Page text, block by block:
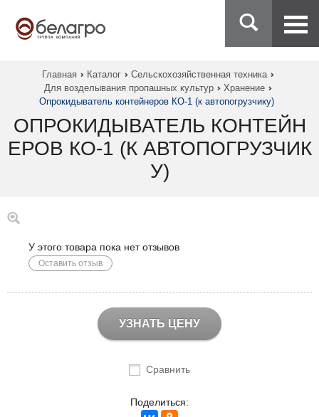
Главная Каталог
Сельскохозяйственная техника
Для возделывания пропашных культур
Хранение
Опрокидыватель контейнеров КО-1 (к автопогрузчику)
ОПРОКИДЫВАТЕЛЬ КОНТЕЙН
ЕРОВ КО-1 (К АВТОПОГРУЗЧИК
У)
У этого товара пока нет отзывов
Оставить отзыв
УЗНАТЬ ЦЕНУ
Сравнить
Поделиться: